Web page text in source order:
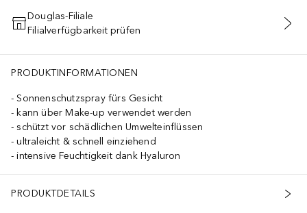
IN DEN WARENKORB
Douglas-Filiale
Filialverfügbarkeit prüfen
PRODUKTINFORMATIONEN
Sonnenschutzspray fürs Gesicht
kann über Make-up verwendet werden
schützt vor schädlichen Umwelteinflüssen
ultraleicht & schnell einziehend
intensive Feuchtigkeit dank Hyaluron
PRODUKTDETAILS